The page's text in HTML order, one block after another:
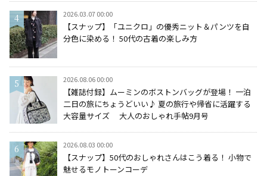
2026.03.07 00:00
【スナップ】「ユニクロ」の優秀ニット＆パンツを自
分色に染める！ 50代の古着の楽しみ方
2026.08.06 00:00
【雑誌付録】ムーミンのボストンバッグが登場！ 一泊
二日の旅にちょうどいい♪ 夏の旅行や帰省に活躍する
大容量サイズ 大人のおしゃれ手帖9月号
2026.08.03 00:00
【スナップ】50代のおしゃれさんはこう着る！ 小物で
魅せるモノトーンコーデ